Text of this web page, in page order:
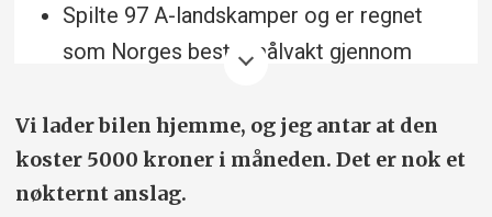
Spilte 97 A-landskamper og er regnet
som Norges beste målvakt gjennom
Tottenham Hotspur fra 1989 til 1996, da
han ble tvunget til å legge opp på grunn
av en ryggskade. Spilte før det for
Vi lader bilen hjemme, og jeg antar at den
koster 5000 kroner i måneden. Det er nok et
nøkternt anslag.